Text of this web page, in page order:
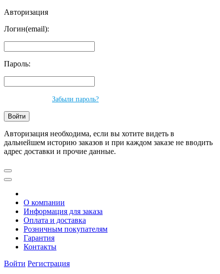
Авторизация
Логин(email):
Пароль:
Забыли пароль?
Авторизация необходима, если вы хотите видеть в
дальнейшем историю заказов и при каждом заказе не вводить
адрес доставки и прочие данные.
О компании
Информация для заказа
Оплата и доставка
Розничным покупателям
Гарантия
Контакты
Войти Регистрация